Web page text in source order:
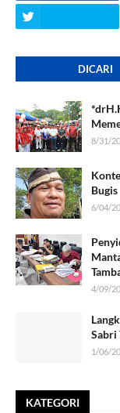
DICARI
8/31/
Bugis
6/04/
4/09/
Sabri
1/06/
KATEGORI